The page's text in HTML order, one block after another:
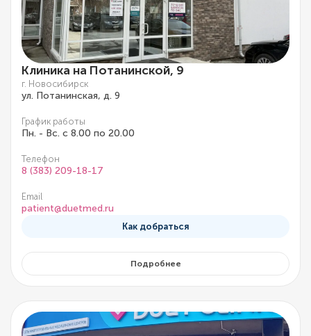
Клиника на Потанинской, 9
г. Новосибирск
ул. Потанинская, д. 9
График работы
Пн. - Вс. с 8.00 по 20.00
Телефон
8 (383) 209-18-17
Email
patient@duetmed.ru
Как добраться
Подробнее